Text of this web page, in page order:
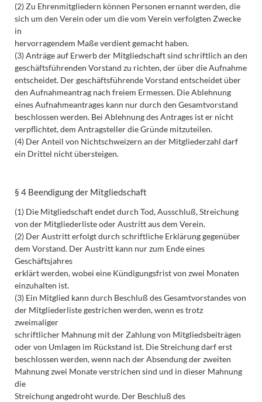
(2) Zu Ehrenmitgliedern können Personen ernannt werden, die
sich um den Verein oder um die vom Verein verfolgten Zwecke
in
hervorragendem Maße verdient gemacht haben.
(3) Anträge auf Erwerb der Mitgliedschaft sind schriftlich an den
geschäftsführenden Vorstand zu richten, der über die Aufnahme
entscheidet. Der geschäftsführende Vorstand entscheidet über
den Aufnahmeantrag nach freiem Ermessen. Die Ablehnung
eines Aufnahmeantrages kann nur durch den Gesamtvorstand
beschlossen werden. Bei Ablehnung des Antrages ist er nicht
verpflichtet, dem Antragsteller die Gründe mitzuteilen.
(4) Der Anteil von Nichtschweizern an der Mitgliederzahl darf
ein Drittel nicht übersteigen.
§ 4 Beendigung der Mitgliedschaft
(1) Die Mitgliedschaft endet durch Tod, Ausschluß, Streichung
von der Mitgliederliste oder Austritt aus dem Verein.
(2) Der Austritt erfolgt durch schriftliche Erklärung gegenüber
dem Vorstand. Der Austritt kann nur zum Ende eines
Geschäftsjahres
erklärt werden, wobei eine Kündigungsfrist von zwei Monaten
einzuhalten ist.
(3) Ein Mitglied kann durch Beschluß des Gesamtvorstandes von
der Mitgliederliste gestrichen werden, wenn es trotz
zweimaliger
schriftlicher Mahnung mit der Zahlung von Mitgliedsbeiträgen
oder von Umlagen im Rückstand ist. Die Streichung darf erst
beschlossen werden, wenn nach der Absendung der zweiten
Mahnung zwei Monate verstrichen sind und in dieser Mahnung
die
Streichung angedroht wurde. Der Beschluß des